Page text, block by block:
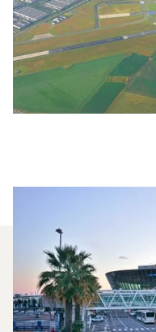
¿Qué
Alquilan